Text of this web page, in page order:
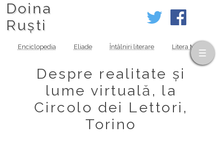
Doina
Ruști
Enciclopedia Eliade Întâlniri literare Litera MOV
Despre realitate și
lume virtuală, la
Circolo dei Lettori,
Torino